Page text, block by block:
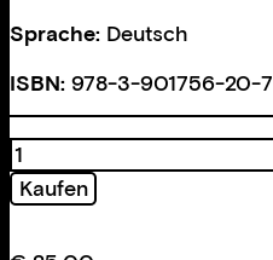
Sprache: Deutsch
ISBN: 978-3-901756-20-7
Fotografie
Menge
Kaufen